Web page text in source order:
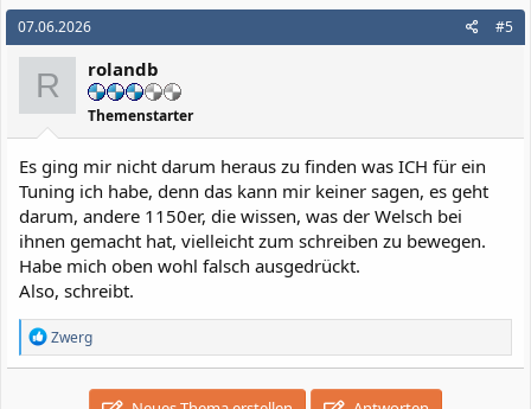
07.06.2026 #5
R rolandb
Themenstarter
Es ging mir nicht darum heraus zu finden was ICH für ein
Tuning ich habe, denn das kann mir keiner sagen, es geht
darum, andere 1150er, die wissen, was der Welsch bei
ihnen gemacht hat, vielleicht zum schreiben zu bewegen.
Habe mich oben wohl falsch ausgedrückt.
Also, schreibt.
R
e
a
Zwerg